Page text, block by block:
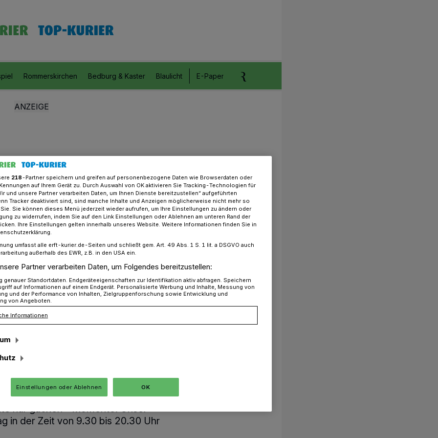
Rommerskirchen Bedburg & Kaster Blaulicht E-Paper Anzeigen aufgeben
- Weihnachtsgewinnspiel
wir Überstunden – denn dann ist Dein
geöffnet! Damit hast DU mehr Zeit für
nur gucken“-Momente. Unser
in der Zeit von 9.30 bis 20.30 Uhr
218-Partner speichern und greifen auf personenbezogene Daten wie Browserdaten oder
auf Ihrem Gerät zu. Durch Auswahl von OK aktivieren Sie Tracking-Technologien für
und unsere Partner verarbeiten Daten, um Ihnen Dienste bereitzustellen“ aufgeführten
Tracker deaktiviert sind, sind manche Inhalte und Anzeigen möglicherweise nicht mehr so
Sie können dieses Menü jederzeit wieder aufrufen, um Ihre Einstellungen zu ändern oder
zu widerrufen, indem Sie auf den Link Einstellungen oder Ablehnen am unteren Rand der
Ihre Einstellungen gelten innerhalb unseres Website. Weitere Informationen finden Sie in
umfasst alle erft-kurier.de-Seiten und schließt gem. Art. 49 Abs. 1 S. 1 lit. a DSGVO auch
außerhalb des EWR, z.B. in den USA ein.
Partner verarbeiten Daten, um Folgendes bereitzustellen:
genauer Standortdaten. Endgeräteeigenschaften zur Identifikation aktiv abfragen. Speichern
auf Informationen auf einem Endgerät. Personalisierte Werbung und Inhalte, Messung von
und der Performance von Inhalten, Zielgruppenforschung sowie Entwicklung und
von Angeboten.
Informationen
Einstellungen oder Ablehnen OK